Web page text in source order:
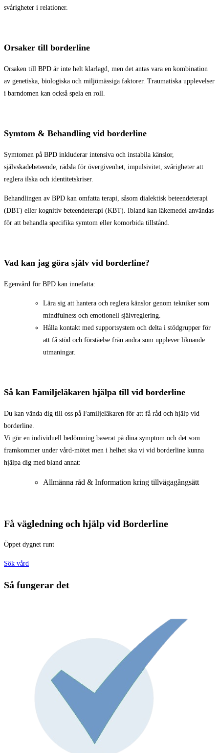
svårigheter i relationer.
Orsaker till borderline
Orsaken till BPD är inte helt klarlagd, men det antas vara en kombination
av genetiska, biologiska och miljömässiga faktorer. Traumatiska upplevelser
i barndomen kan också spela en roll.
Symtom & Behandling vid borderline
Symtomen på BPD inkluderar intensiva och instabila känslor,
självskadebeteende, rädsla för övergivenhet, impulsivitet, svårigheter att
reglera ilska och identitetskriser.
Behandlingen av BPD kan omfatta terapi, såsom dialektisk beteendeterapi
(DBT) eller kognitiv beteendeterapi (KBT). Ibland kan läkemedel användas
för att behandla specifika symtom eller komorbida tillstånd.
Vad kan jag göra själv vid borderline?
Egenvård för BPD kan innefatta:
Lära sig att hantera och reglera känslor genom tekniker som
mindfulness och emotionell självreglering.
Hålla kontakt med supportsystem och delta i stödgrupper för
att få stöd och förståelse från andra som upplever liknande
utmaningar.
Så kan Familjeläkaren hjälpa till vid borderline
Du kan vända dig till oss på Familjeläkaren för att få råd och hjälp vid
borderline.
Vi gör en individuell bedömning baserat på dina symptom och det som
framkommer under vård-mötet men i helhet ska vi vid borderline kunna
hjälpa dig med bland annat:
Allmänna råd & Information kring tillvägagångsätt
Få vägledning och hjälp vid Borderline
Öppet dygnet runt
Sök vård
Så fungerar det